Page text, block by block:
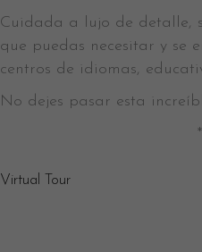
Cuidada a lujo de detalle,
que puedas necesitar y se
centros de idiomas,
No dejes pasar esta
Virtual Tour